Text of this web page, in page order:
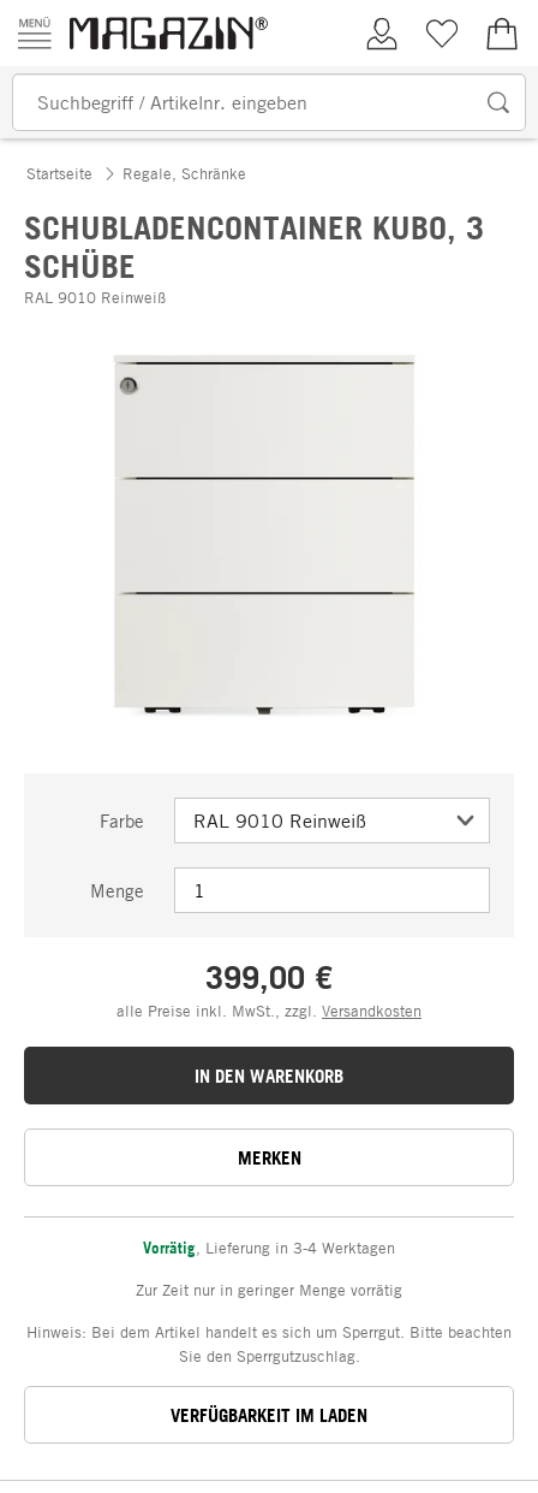
Zum Inhalt springen
Kundenkonto
Merkliste
Startseite Regale, Schränke
SCHUBLADENCONTAINER KUBO, 3
SCHÜBE
RAL 9010 Reinweiß
Farbe
Menge
399,00 €
alle Preise inkl. MwSt., zzgl. Versandkosten
IN DEN WARENKORB
MERKEN
Vorrätig Lieferung in 3-4 Werktagen
Zur Zeit nur in geringer Menge vorrätig
Hinweis: Bei dem Artikel handelt es sich um Sperrgut. Bitte beachten
Sie den Sperrgutzuschlag.
VERFÜGBARKEIT IM LADEN